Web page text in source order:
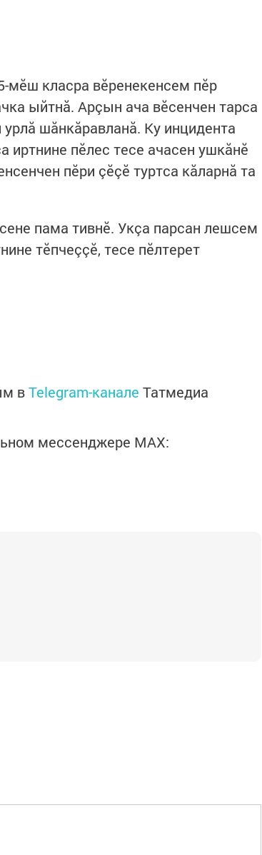
мӗш класра вӗренекенсем пӗр
ыйтнă. Арçын ача вӗсенчен тарса
шăнкăравланă. Ку инцидента
иртнине пӗлес тесе ачасен ушкăнӗ
пӗри çӗçӗ туртса кăларнă та
пама тивнӗ. Укçа парсан лешсем
тӗпчеççӗ, тесе пӗлтерет
вTelegram-канале Татмедиа
мессенджере MАХ: